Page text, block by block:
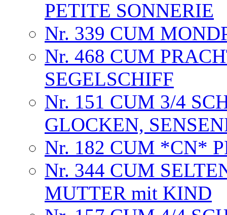
PETITE SONNERIE
Nr. 339 CUM
Nr. 468 CUM
SEGELSCHIFF
Nr. 151 CUM 3/4
GLOCKEN,
Nr. 182 CUM *CN*
Nr. 344 CUM
MUTTER mit KIND